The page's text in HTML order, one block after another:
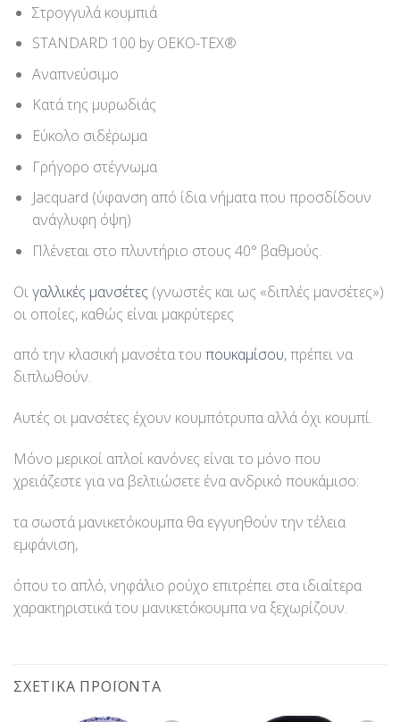
Στρογγυλά κουμπιά
STANDARD 100 by OEKO-TEX®
Αναπνεύσιμο
Κατά της μυρωδιάς
Εύκολο σιδέρωμα
Γρήγορο στέγνωμα
Jacquard (ύφανση από ίδια νήματα που προσδίδουν
ανάγλυφη όψη)
Πλένεται στο πλυντήριο στους 40° βαθμούς.
Οιγαλλικές μανσέτες (γνωστές και ως «διπλές μανσέτες»)
οι οποίες, καθώς είναι μακρύτερες
από την κλασική μανσέτα του πουκαμίσου, πρέπει να
διπλωθούν.
Αυτές οι μανσέτες έχουν κουμπότρυπα αλλά όχι κουμπί.
Μόνο μερικοί απλοί κανόνες είναι το μόνο που
χρειάζεστε για να βελτιώσετε ένα ανδρικό πουκάμισο:
τα σωστά μανικετόκουμπα θα εγγυηθούν την τέλεια
εμφάνιση,
όπου το απλό, νηφάλιο ρούχο επιτρέπει στα ιδιαίτερα
χαρακτηριστικά του μανικετόκουμπα να ξεχωρίζουν.
ΣΧΕΤΙΚΆ ΠΡΟΪΌΝΤΑ